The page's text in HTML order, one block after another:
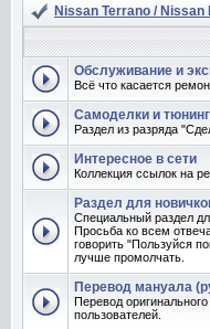
Nissan Terrano /
Обслуживание и
Всё что касается
Самоделки и тюнинг
Раздел из разряда
Интересное в сети
Коллекция ссылок на
Раздел для
Специальный раздел
Просьба ко всем
говорить "Пользуйся
лучше промолчать.
Перевод мануала
Перевод
пользователей.